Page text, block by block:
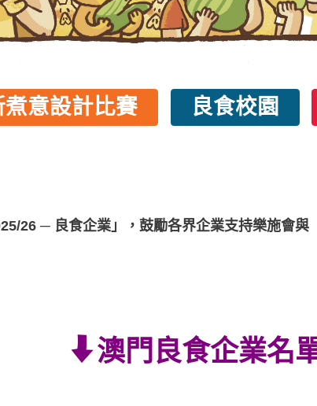
意設計比賽 良食校園
26 ─ 良食企業」，鼓勵各界企業支持樂施會
澳門良食企業名